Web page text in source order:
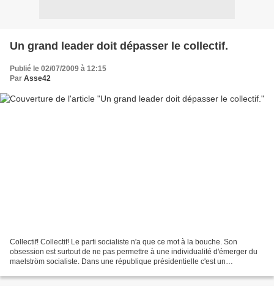
Un grand leader doit dépasser le collectif.
Publié le 02/07/2009 à 12:15
Par Asse42
Collectif! Collectif! Le parti socialiste n'a que ce mot à la bouche. Son
obsession est surtout de ne pas permettre à une individualité d'émerger du
maelström socialiste. Dans une république présidentielle c'est un